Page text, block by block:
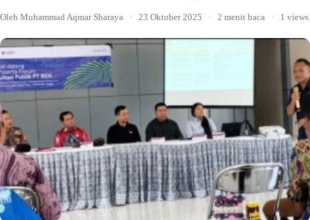
Oleh Muhammad Aqmar Sharaya · 23 Oktober 2025 · 2 menit baca · 1 views